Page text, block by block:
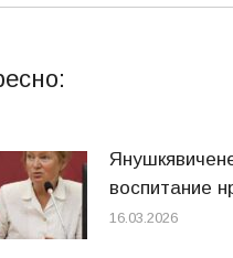
воспитание
16.03.2026